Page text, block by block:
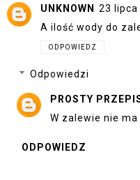
UNKNOWN
23 lipca
A ilość wody do
ODPOWIEDZ
Odpowiedzi
PROSTY
W zalewie nie ma
ODPOWIEDZ